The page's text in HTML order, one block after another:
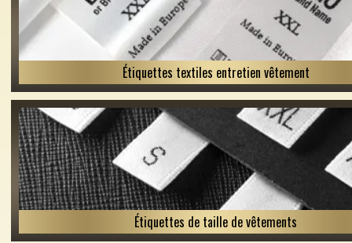
Étiquettes textiles entretien vêtement
Étiquettes de taille de vêtements